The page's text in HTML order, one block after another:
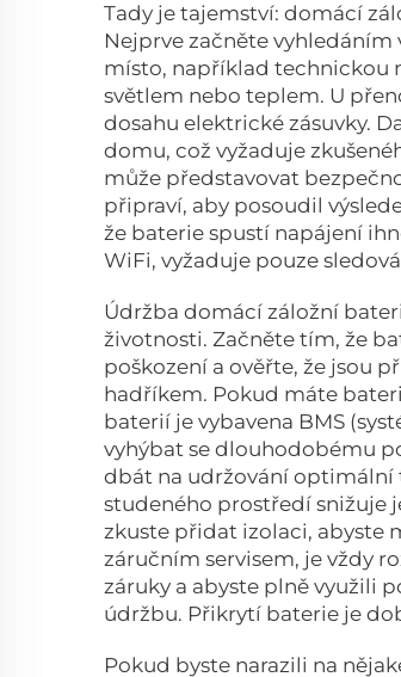
Tady je tajemství: domácí
Nejprve začněte
místo, například technickou
světlem nebo teplem. U
dosahu elektrické zásuvky.
domu, což vyžaduje
může představovat
připraví, aby posoudil
že baterie spustí napájení
WiFi, vyžaduje pouze
Údržba domácí záložní
životnosti. Začněte tím, že
poškození a ověřte, že jsou
hadříkem. Pokud máte
baterií je vybavena BMS
vyhýbat se dlouhodobému
dbát na udržování optimální
studeného prostředí snižuje
zkuste přidat izolaci, abyste
záručním servisem, je vždy
záruky a abyste plně využili
údržbu. Přikrytí baterie je
Pokud byste narazili na